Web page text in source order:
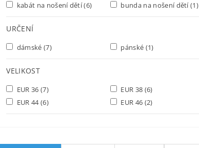
kabát na nošení dětí(6) bunda na nošení dětí(1)
URČENÍ
dámské (7) pánské (1)
VELIKOST
EUR 36 (7) EUR 38 (6)
EUR 44(6) EUR 46 (2)